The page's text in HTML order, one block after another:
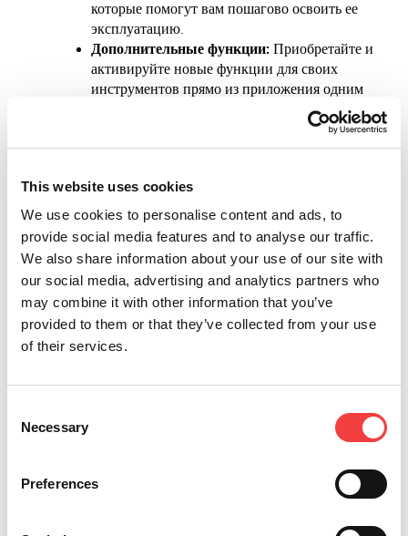
This website uses cookies
We use cookies to personalise content and ads, to
provide social media features and to analyse our traffic.
We also share information about your use of our site with
our social media, advertising and analytics partners who
may combine it with other information that you’ve
provided to them or that they’ve collected from your use
of their services.
Selection
Necessary
Preferences
которые помогут вам пошагово освоить ее
эксплуатацию.
Дополнительные функции: Приобретайте и
активируйте новые функции для своих
инструментов прямо из приложения одним
Полный комплект документации:Удобный
доступ к руководствам, сертификатам и
вашем распоряжении.
Keyline HUB: дверь доступа в мир
Keyline
Приложение Keyline HUB не только облегчает
управление вашими продуктами, но и позволяет
вам всегдабыть в курсе последних выпусков
Keyline.Настоящий союзник для тех, кто
Keyline для программирования и клонирования
Скачайте приложение сегодня!